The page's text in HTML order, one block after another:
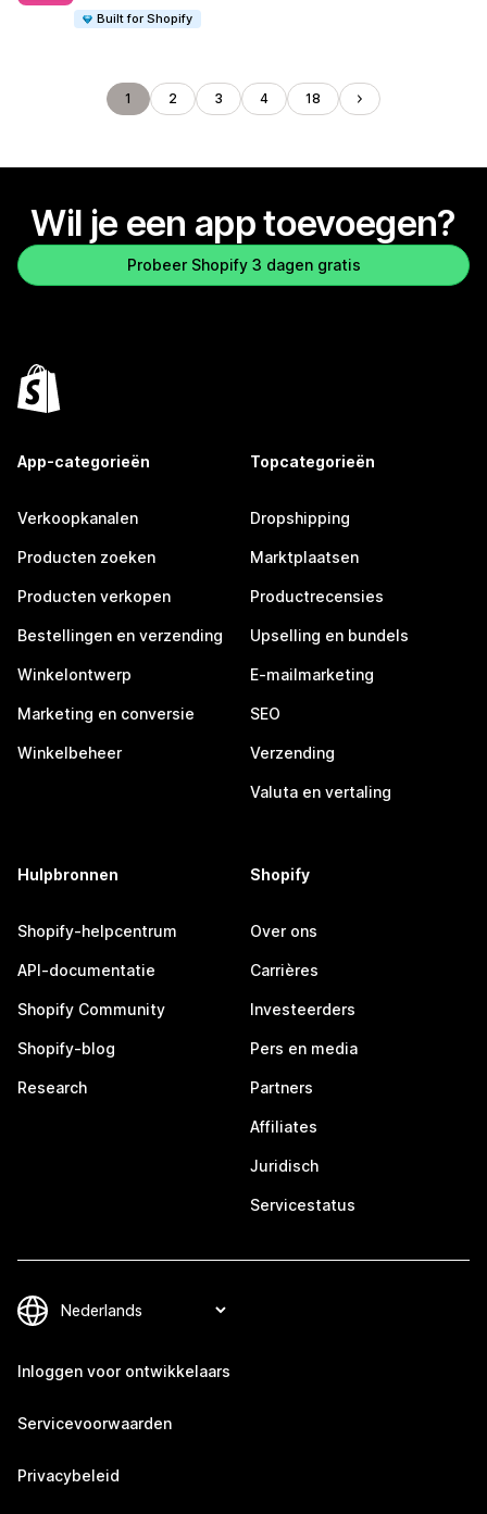
Built for Shopify
1 2 3 4 18
Wil je een app toevoegen?
Probeer Shopify 3 dagen gratis
App-categorieën
Verkoopkanalen
Producten zoeken
Producten verkopen
Bestellingen en verzending
Winkelontwerp
Marketing en conversie
Winkelbeheer
Topcategorieën
Dropshipping
Marktplaatsen
Productrecensies
Upselling en bundels
E-mailmarketing
SEO
Verzending
Valuta en vertaling
Hulpbronnen
Shopify-helpcentrum
API-documentatie
Shopify Community
Shopify-blog
Research
Shopify
Over ons
Carrières
Investeerders
Pers en media
Partners
Affiliates
Juridisch
Servicestatus
Inloggen voor ontwikkelaars
Servicevoorwaarden
Privacybeleid